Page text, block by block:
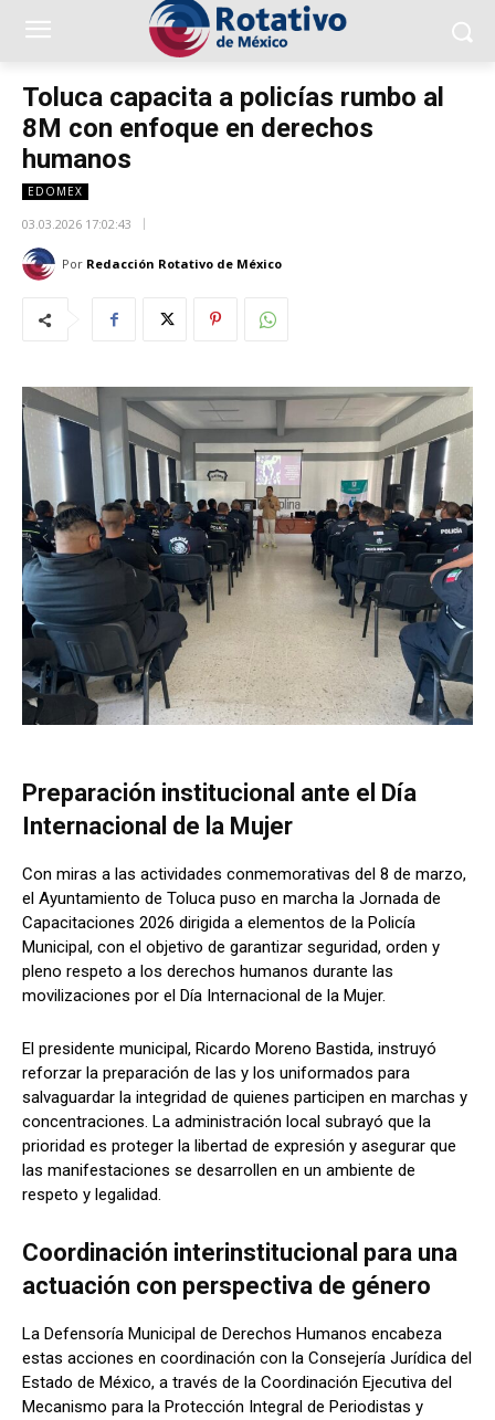
Toluca capacita a policías rumbo al
8M con enfoque en derechos
humanos
EDOMEX
03.03.2026 17:02:43
Por Redacción Rotativo de México
Preparación institucional ante el Día
Internacional de la Mujer
Con miras a las actividades conmemorativas del 8 de marzo,
el Ayuntamiento de Toluca puso en marcha la Jornada de
Capacitaciones 2026 dirigida a elementos de la Policía
Municipal, con el objetivo de garantizar seguridad, orden y
pleno respeto a los derechos humanos durante las
movilizaciones por el Día Internacional de la Mujer.
El presidente municipal, Ricardo Moreno Bastida, instruyó
reforzar la preparación de las y los uniformados para
salvaguardar la integridad de quienes participen en marchas y
concentraciones. La administración local subrayó que la
prioridad es proteger la libertad de expresión y asegurar que
las manifestaciones se desarrollen en un ambiente de
respeto y legalidad.
Coordinación interinstitucional para una
actuación con perspectiva de género
La Defensoría Municipal de Derechos Humanos encabeza
estas acciones en coordinación con la Consejería Jurídica del
Estado de México, a través de la Coordinación Ejecutiva del
Mecanismo para la Protección Integral de Periodistas y